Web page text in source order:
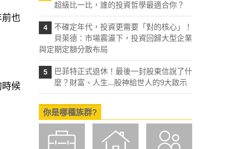
也
時候
超級比一比，誰的投資哲學最適合你？
4
不確定年代，投資更需要「對的核心」！
貝萊德：市場震盪下，投資回歸大型企業
與定期定額分散布局
5
巴菲特正式退休！最後一封股東信說了什
麼？財富、人生...股神給世人的9大啟示
你是哪種族群?